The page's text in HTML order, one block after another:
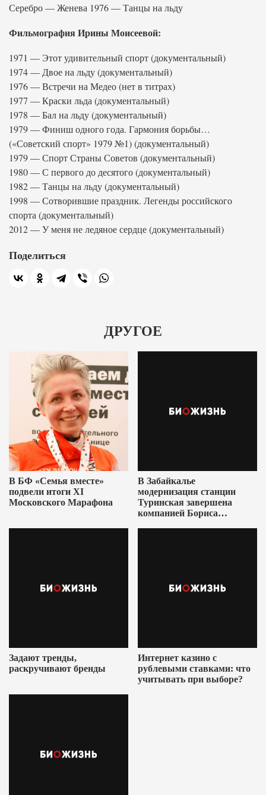
Серебро — Женева 1976 — Танцы на льду
Фильмография Ирины Моисеевой:
1971 — Этот удивительный спорт (документальный)
1974 — Двое на льду (документальный)
1976 — Встречи на Медео (нет в титрах)
1977 — Краски льда (документальный)
1978 — Бал на льду (документальный)
1979 — Финиш одного года. Гармония борьбы…
(«Советский спорт» 1979 №1) (документальный)
1979 — Спорт Страны Советов (документальный)
1980 — С первого до десятого (документальный)
1982 — Танцы на льду (документальный)
1998 — Сотворившие праздник. Легенды российского
спорта (документальный)
2012 — У меня не ледяное сердце (документальный)
Поделиться
ДРУГОЕ
В БФ «Семья вместе»
подвели итоги XI
Московского Марафона
В Забайкалье
модернизация станции
Туринская завершена
компанией Бориса
Задают тренды,
раскручивают бренды
Интернет казино с
рублевыми ставками: что
учитывать при выборе?